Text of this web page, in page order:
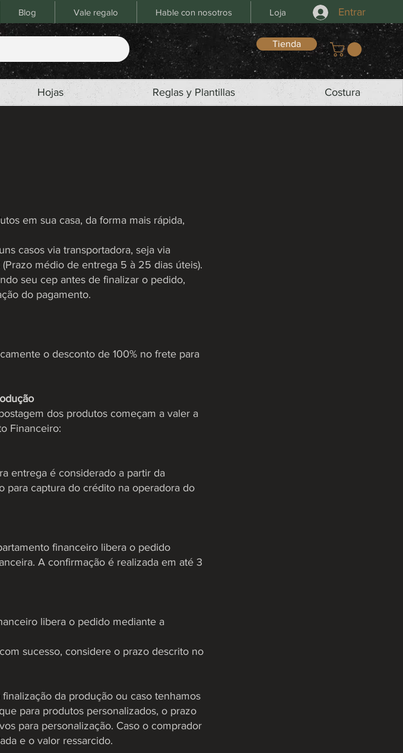
Blog Vale regalo Hable con nosotros Loja Entrar
Tienda
Hojas Reglas y Plantillas Costura
em sua casa, da forma mais rápida,
casos via transportadora, seja via
médio de entrega 5 à 25 dias úteis).
seu cep antes de finalizar o pedido,
do pagamento.
o desconto de 100% no frete para
dos produtos começam a valer a
Financeiro:
entrega é considerado a partir da
para captura do crédito na operadora do
financeiro libera o pedido
A confirmação é realizada em até 3
libera o pedido mediante a
sucesso, considere o prazo descrito no
da produção ou caso tenhamos
para produtos personalizados, o prazo
para personalização. Caso o comprador
e o valor ressarcido.